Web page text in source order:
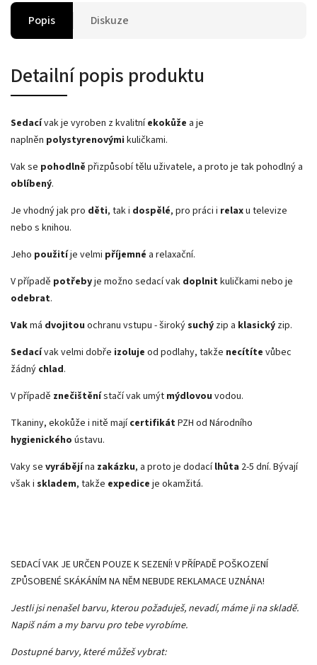
Popis Diskuze
Detailní popis produktu
Sedacívak je vyroben z kvalitníekokůže a je
naplněn polystyrenovými kuličkami.
Vak se pohodlně přizpůsobí tělu uživatele, a proto je tak pohodlný a
oblíbený.
Je vhodný jak pro děti, tak i dospělé, pro práci i relaxu televize
nebo s knihou.
Jeho použitíje velmi příjemné a relaxační.
V případě potřebyje možno sedací vak doplnitkuličkami nebo je
odebrat.
Vakmá dvojitou ochranu vstupu - širokýsuchý zip a klasický zip.
Sedacívak velmi dobře izoluje od podlahy, takže necítíte vůbec
žádný chlad.
V případě znečištěnístačí vak umýt mýdlovou vodou.
Tkaniny, ekokůže i nitě majícertifikátPZH od Národního
hygienického ústavu.
Vaky se vyrábějína zakázku, a proto je dodacílhůta 2-5 dní. Bývají
však i skladem, takže expedice je okamžitá.
SEDACÍ VAK JE URČEN POUZE K SEZENÍ! V PŘÍPADĚ POŠKOZENÍ
ZPŮSOBENÉ SKÁKÁNÍM NA NĚM NEBUDE REKLAMACE UZNÁNA!
Jestli jsi nenašel barvu, kterou požaduješ, nevadí, máme ji na skladě.
Napiš nám a my barvu pro tebe vyrobíme.
Dostupné barvy, které můžeš vybrat: